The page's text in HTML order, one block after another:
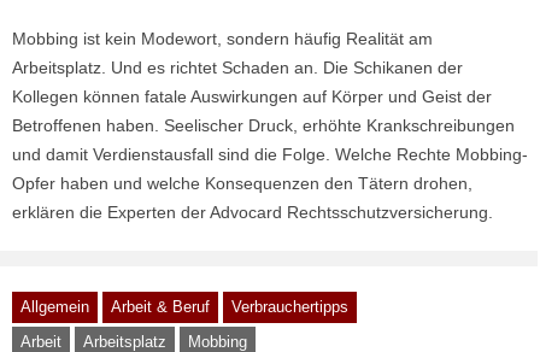
Mobbing ist kein Modewort, sondern häufig Realität am
Arbeitsplatz. Und es richtet Schaden an. Die Schikanen der
Kollegen können fatale Auswirkungen auf Körper und Geist der
Betroffenen haben. Seelischer Druck, erhöhte Krankschreibungen
und damit Verdienstausfall sind die Folge. Welche Rechte Mobbing-
Opfer haben und welche Konsequenzen den Tätern drohen,
erklären die Experten der Advocard Rechtsschutzversicherung.
Allgemein Arbeit & Beruf
Verbrauchertipps
Arbeit
Arbeitsplatz Mobbing